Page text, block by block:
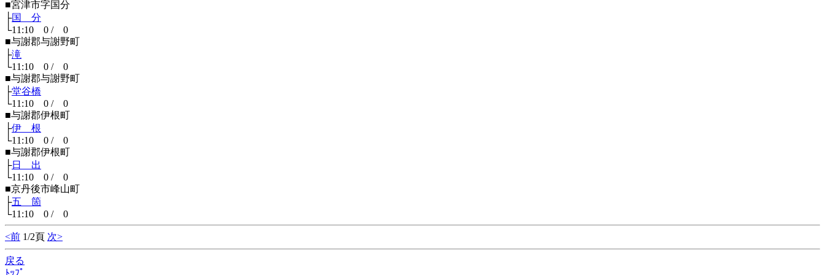
■宮津市字国分
├国 分
└11:10 0 / 0
■与謝郡与謝野町
├滝
└11:10 0 / 0
■与謝郡与謝野町
├堂谷橋
└11:10 0 / 0
■与謝郡伊根町
├伊 根
└11:10 0 / 0
■与謝郡伊根町
├日 出
└11:10 0 / 0
■京丹後市峰山町
├五 箇
└11:10 0 / 0
<前 1/2頁 次>
戻る
ﾄｯﾌﾟ